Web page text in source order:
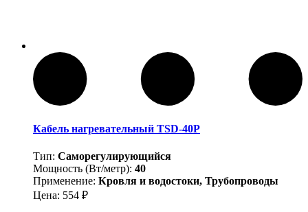
Кабель нагревательный TSD-40P
Тип: Саморегулирующийся
Мощность (Вт/метр): 40
Применение: Кровля и водостоки, Трубопроводы
Цена: 554 ₽